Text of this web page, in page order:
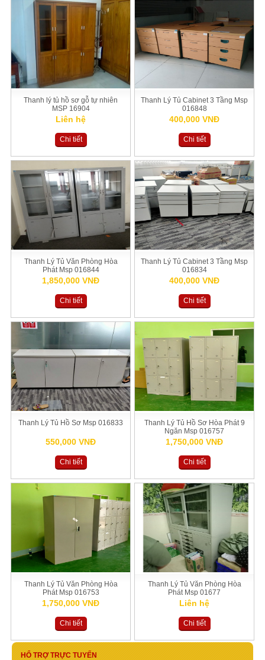
Thanh lý tủ hồ sơ gỗ tự nhiên
MSP 16904
Liên hệ
Chi tiết
Thanh Lý Tủ Cabinet 3 Tầng Msp
016848
400,000 VNĐ
Chi tiết
Thanh Lý Tủ Văn Phòng Hòa
Phát Msp 016844
1,850,000 VNĐ
Chi tiết
Thanh Lý Tủ Cabinet 3 Tầng Msp
016834
400,000 VNĐ
Chi tiết
Thanh Lý Tủ Hồ Sơ Msp 016833
550,000 VNĐ
Chi tiết
Thanh Lý Tủ Hồ Sơ Hòa Phát 9
Ngăn Msp 016757
1,750,000 VNĐ
Chi tiết
Thanh Lý Tủ Văn Phòng Hòa
Phát Msp 016753
1,750,000 VNĐ
Chi tiết
Thanh Lý Tủ Văn Phòng Hòa
Phát Msp 01677
Liên hệ
Chi tiết
HỔ TRỢ TRỰC TUYẾN